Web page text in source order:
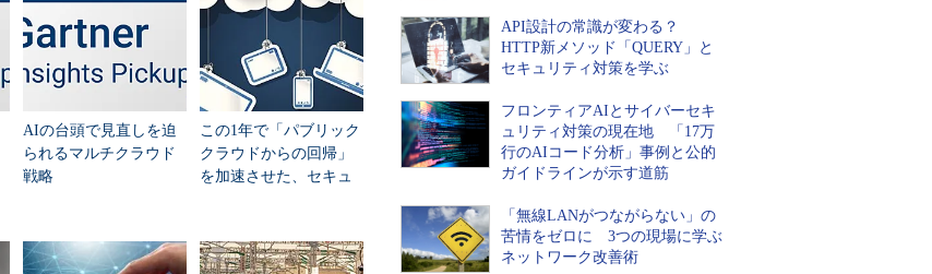
AIの台頭で見直しを迫
られるマルチクラウド
戦略
この1年で「パブリック
クラウドからの回帰」
を加速させた、セキュ
API設計の常識が変わる？
HTTP新メソッド「QUERY」と
セキュリティ対策を学ぶ
フロンティアAIとサイバーセキ
ュリティ対策の現在地 「17万
行のAIコード分析」事例と公的
ガイドラインが示す道筋
「無線LANがつながらない」の
苦情をゼロに 3つの現場に学ぶ
ネットワーク改善術